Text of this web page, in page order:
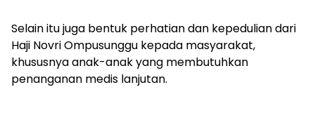
Selain itu juga bentuk perhatian dan kepedulian dari
Haji Novri Ompusunggu kepada masyarakat,
khususnya anak-anak yang membutuhkan
penanganan medis lanjutan.